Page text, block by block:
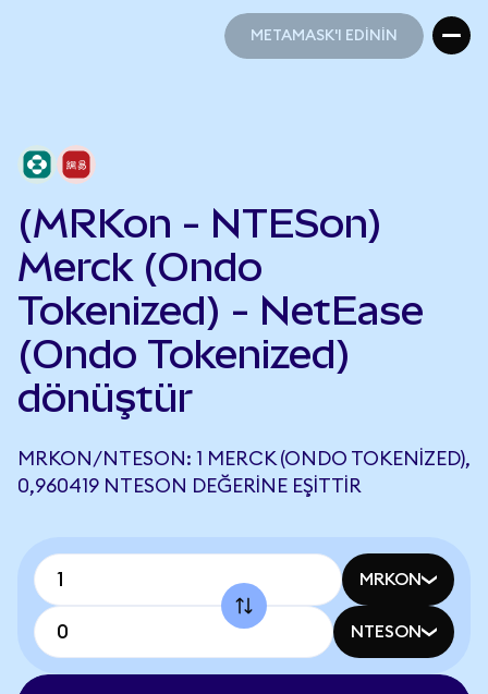
METAMASK'I EDİNİN
(MRKon - NTESon)
Merck (Ondo
Tokenized) - NetEase
(Ondo Tokenized)
dönüştür
MRKON/NTESON: 1 MERCK (ONDO TOKENIZED),
0,960419 NTESON DEĞERINE EŞITTIR
MRKON
NTESON